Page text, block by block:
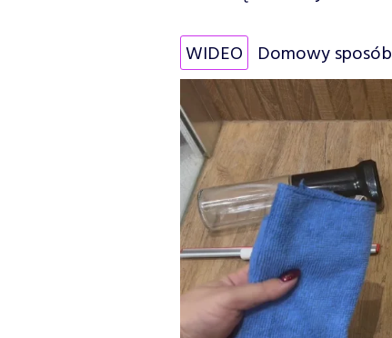
WIDEO Domowy